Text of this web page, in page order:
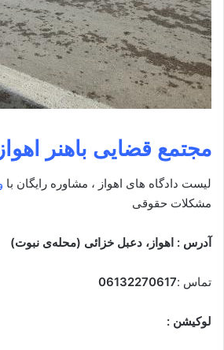
مجتمع قضایی باهنر اهواز
لیست دادگاه های اهواز ، مشاوره رایگان با
مشکلات حقوقی
آدرس : اهواز، دعبل خزائی (محله‌ی نبوت)
تماس :06132270617
لوکیشن :